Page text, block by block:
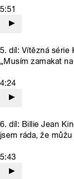
5:51
5. díl: Vítězná série
„Musím zamakat
4:24
6. díl: Billie Jean
jsem ráda, že
5:43